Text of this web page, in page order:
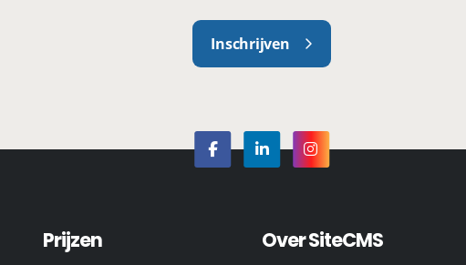
Inschrijven
Prijzen Over SiteCMS